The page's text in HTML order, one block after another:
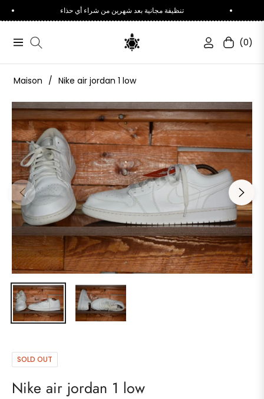
تنظيفة مجانية بعد شهرين من شراء أي حذاء
Navigation Chariot
(0)
Maison / Nike air jordan 1 low
SOLD OUT
Nike air jordan 1 low